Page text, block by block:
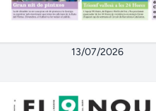
13/07/2026